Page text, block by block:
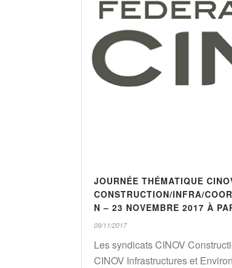
JOURNÉE THÉMATIQUE
CONSTRUCTION/INFRA/
N – 23 NOVEMBRE 2017 À
09/11/2017
Les syndicats CINOV
CINOV Infrastructures et